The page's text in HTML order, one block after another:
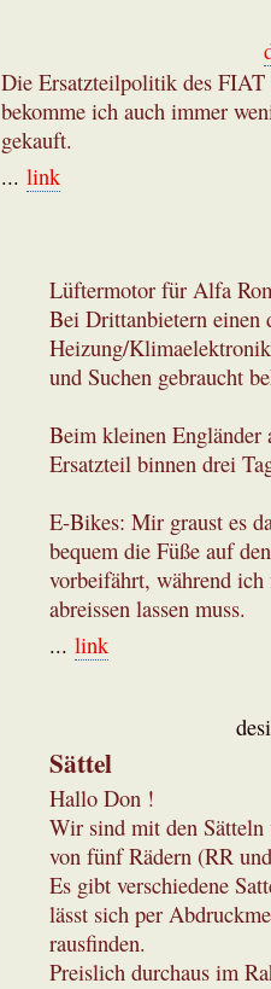
Die Ersatzteilpolitik des
bekomme ich auch immer
gekauft.
... link
Lüftermotor für Alfa
Bei Drittanbietern einen
Heizung/
und Suchen gebraucht
Beim kleinen Engländer
Ersatzteil binnen drei
E-Bikes: Mir graust es
bequem die Füße auf
vorbeifährt, während
abreissen lassen muss.
... link
Sättel
Hallo Don !
Wir sind mit den
von fünf Rädern (RR
Es gibt verschiedene
lässt sich per
rausfinden.
Preislich durchaus im